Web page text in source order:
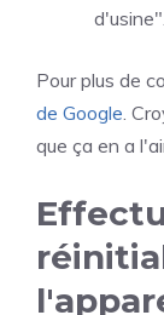
Pour plus de
de Google.
que ça en a